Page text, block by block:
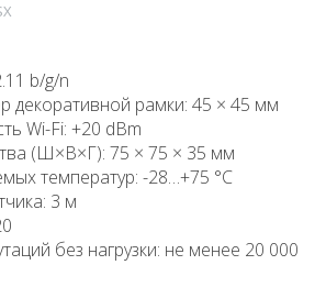
b/g/n
декоративной рамки: 45 × 45 мм
Wi-Fi: +20 dBm
(Ш×В×Г): 75 × 75 × 35 мм
температур: -28…+75 °C
3 м
без нагрузки: не менее 20 000